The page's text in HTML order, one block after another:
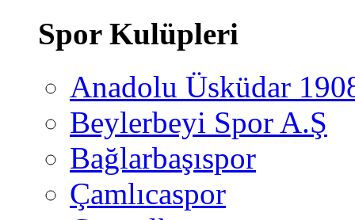
Spor Kulüpleri
Anadolu Üsküdar
Beylerbeyi Spor A.Ş
Bağlarbaşıspor
Çamlıcaspor